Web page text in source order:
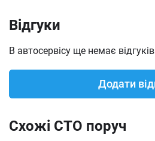
Відгуки
В автосервісу ще немає
Додати
Схожі СТО поруч